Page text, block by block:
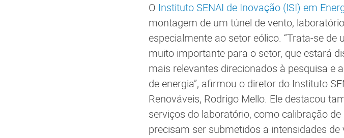
O Instituto SENAI de Inovação (ISI) em
montagem de um túnel de vento,
especialmente ao setor eólico. “Trata-se
muito importante para o setor, que estará
mais relevantes direcionados à pesquisa e
de energia”, afirmou o diretor do Instituto
Renováveis, Rodrigo Mello. Ele destacou
serviços do laboratório, como calibração
precisam ser submetidos a intensidades de